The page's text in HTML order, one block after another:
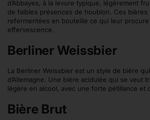
d’Abbayes, à la levure typique, légèrement
de faibles présences de houblon. Ces bières
refermentées en bouteille ce qui leur
effervescence.
Berliner Weissbier
La Berliner Weissbier est un style de bière
d’Allemagne. Une bière acidulée qui se veut
légère en alcool, avec une forte pétillance et
Bière Brut